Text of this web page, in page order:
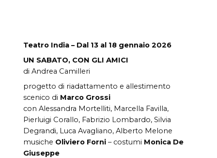
Teatro India – Dal 13 al 18 gennaio 2026
UN SABATO, CON GLI AMICI
di Andrea Camilleri
progetto di riadattamento e allestimento
scenico di Marco Grossi
con Alessandra Mortelliti, Marcella Favilla,
Pierluigi Corallo, Fabrizio Lombardo, Silvia
Degrandi, Luca Avagliano, Alberto Melone
musiche Oliviero Forni – costumi Monica De
Giuseppe